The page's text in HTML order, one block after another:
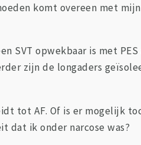
komt overeen met
SVT opwekbaar is met
zijn de longaders
AF. Of is er mogelijk
dat ik onder narcose was?